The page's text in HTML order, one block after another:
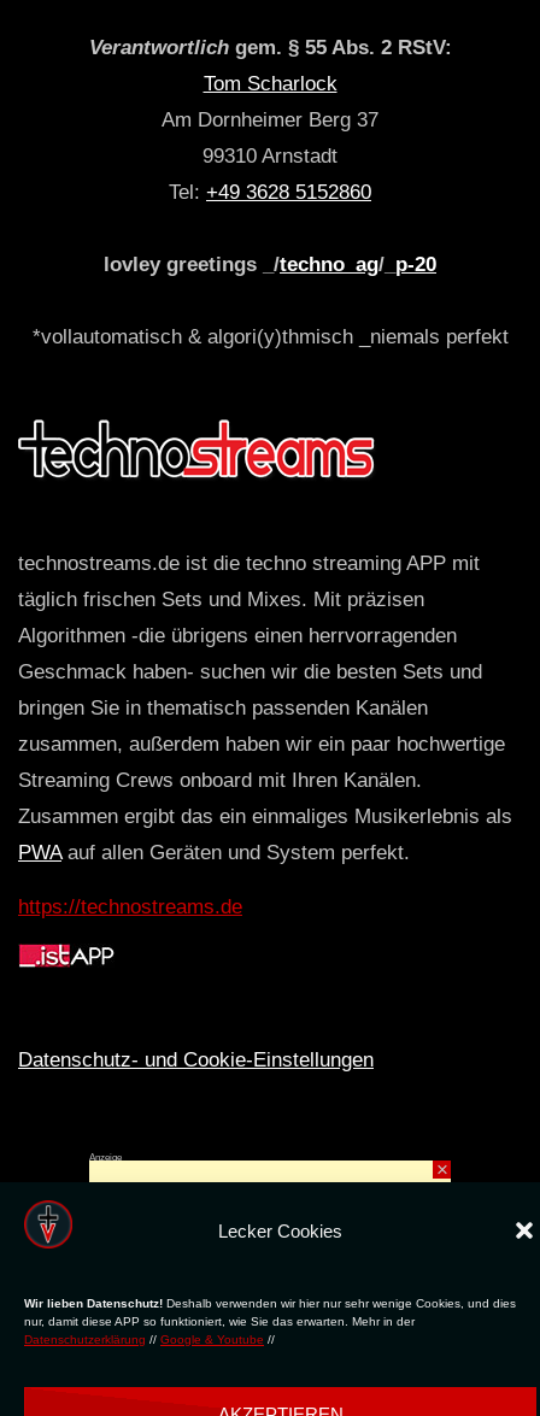
Lecker Cookies
Wir lieben Datenschutz! Deshalb verwenden wir hier nur sehr wenige Cookies, und dies
nur, damit diese APP so funktioniert, wie Sie das erwarten. Mehr in der
Datenschutzerklärung // Google & Youtube //
Verantwortlichgem. § 55 Abs. 2 RStV:
Tom Scharlock
Am Dornheimer Berg 37
99310 Arnstadt
Tel: +49 3628 5152860
lovley greetings _/techno_ag/_ p-20
*vollautomatisch & algori(y)thmisch _niemals perfekt
technostreams.de ist die techno streaming APP mit
täglich frischen Sets und Mixes. Mit präzisen
Algorithmen -die übrigens einen herrvorragenden
Geschmack haben- suchen wir die besten Sets und
bringen Sie in thematisch passenden Kanälen
zusammen, außerdem haben wir ein paar hochwertige
Streaming Crews onboard mit Ihren Kanälen.
Zusammen ergibt das ein einmaliges Musikerlebnis als
PWAauf allen Geräten und System perfekt.
https://technostreams.de
Datenschutz- und Cookie-Einstellungen
Anzeige
×